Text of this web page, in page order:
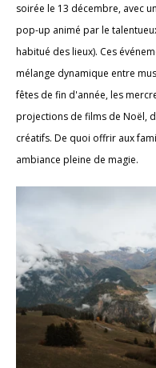
soirée le 13 décembre, avec
pop-up animé par le
habitué des lieux). Ces
mélange dynamique entre
fêtes de fin d'année, les
projections de films de Noël,
créatifs. De quoi offrir aux
ambiance pleine de magie.